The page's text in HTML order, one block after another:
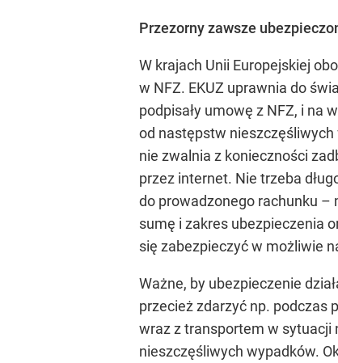
Przezorny zawsze
W krajach Unii Europejskiej
w NFZ. EKUZ uprawnia do
podpisały umowę z NFZ, i na
od następstw nieszczęśliwych
nie zwalnia z konieczności
przez internet. Nie trzeba
do prowadzonego rachunku –
sumę i zakres ubezpieczenia
się zabezpieczyć w możliwie
Ważne, by ubezpieczenie
przecież zdarzyć np. podczas
wraz z transportem w sytuacji
nieszczęśliwych wypadków.